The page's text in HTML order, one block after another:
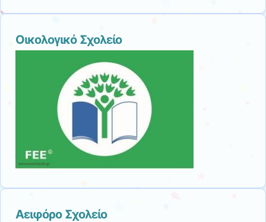
Οικολογικό Σχολείο
Αειφόρο Σχολείο